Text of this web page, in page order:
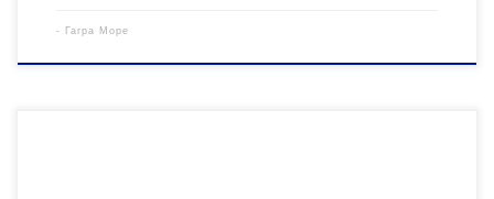
- Гагра Море